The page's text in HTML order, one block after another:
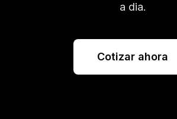
a dia.
Cotizar ahora